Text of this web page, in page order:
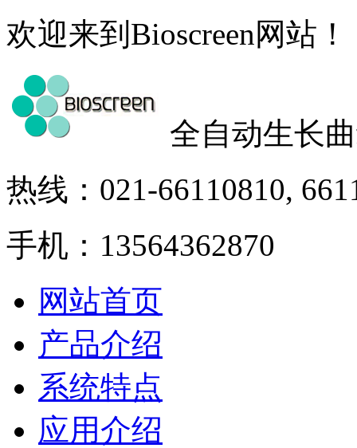
欢迎来到Bioscreen网站！
全自动生长
热线：021-66110810,
手机：13564362870
网站首页
产品介绍
系统特点
应用介绍